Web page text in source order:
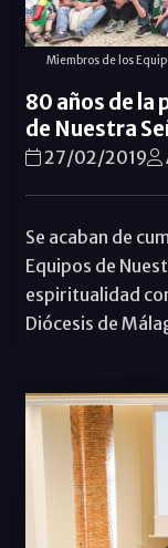
Miembros de los
80 años de la
de Nuestra
27/02/2019
Se acaban de
Equipos de
espiritualidad
Diócesis de